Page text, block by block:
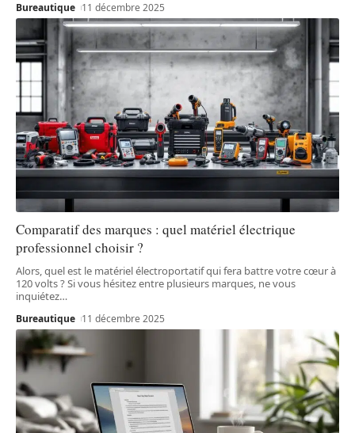
Bureautique 11 décembre 2025
Comparatif des marques : quel matériel électrique
professionnel choisir ?
Alors, quel est le matériel électroportatif qui fera battre votre cœur à
120 volts ? Si vous hésitez entre plusieurs marques, ne vous
inquiétez…
Bureautique 11 décembre 2025